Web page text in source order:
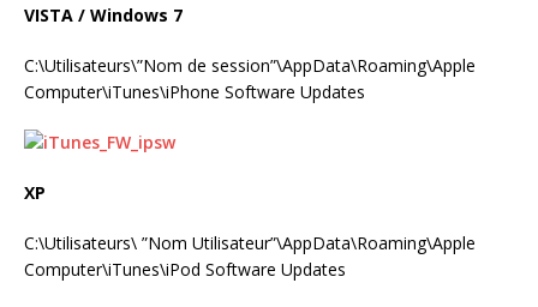
VISTA / Windows 7
C:\Utilisateurs\”Nom de session”\AppData\Roaming\Apple
Computer\iTunes\iPhone Software Updates
XP
C:\Utilisateurs\ ”Nom Utilisateur”\AppData\Roaming\Apple
Computer\iTunes\iPod Software Updates